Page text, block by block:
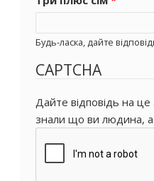
Будь-ласка, дайте
CAPTCHA
Дайте відповідь на
знали що ви людина,